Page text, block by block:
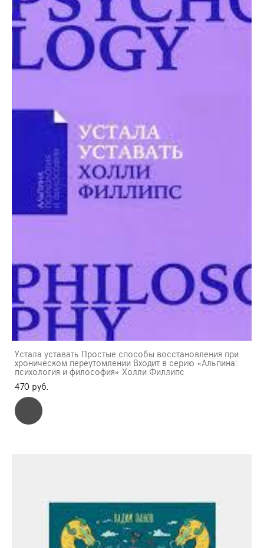
Устала уставать Простые способы восстановления при
хроническом переутомлении Входит в серию «Альпина:
психология и философия» Холли Филлипс
470 pуб.